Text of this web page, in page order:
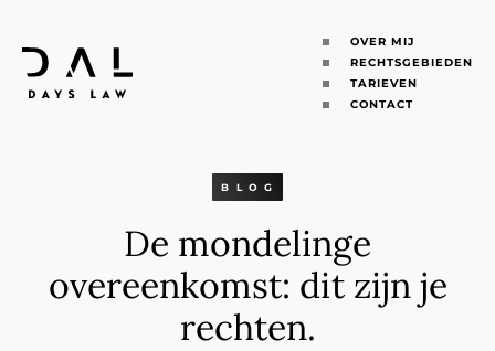
OVER MIJ
RECHTSGEBIEDEN
TARIEVEN
CONTACT
BLOG
De mondelinge
overeenkomst: dit zijn je
rechten.